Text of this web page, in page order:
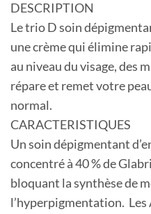
DESCRIPTION
Le trio D soin
une crème qui élimine
au niveau du visage, des
répare et remet votre
normal.
CARACTERISTIQUES
Un soin dépigmentant
concentré à 40 % de
bloquant la synthèse de
l’hyperpigmentation. Les